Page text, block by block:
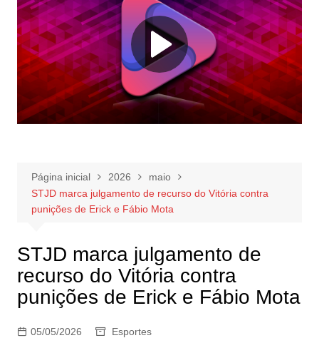
Página inicial 2026
maio
STJD marca julgamento de recurso do Vitória contra
punições de Erick e Fábio Mota
STJD marca julgamento de
recurso do Vitória contra
punições de Erick e Fábio Mota
05/05/2026 Esportes